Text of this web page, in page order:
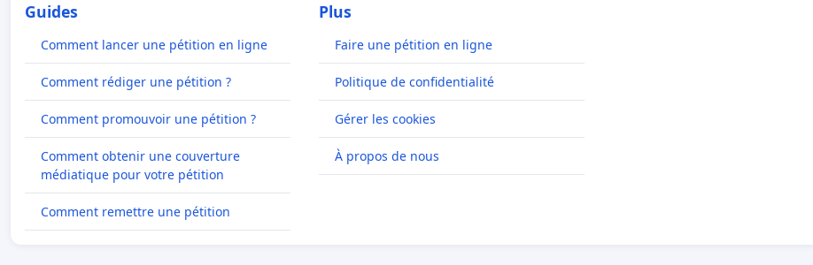
Guides
Comment lancer une pétition en ligne
Comment rédiger une pétition ?
Comment promouvoir une pétition ?
Comment obtenir une couverture
médiatique pour votre pétition
Comment remettre une pétition
Plus
Faire une pétition en ligne
Politique de confidentialité
Gérer les cookies
À propos de nous